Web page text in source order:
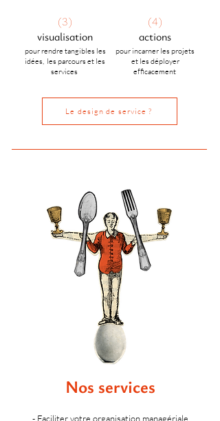
(3)
visualisation
pour rendre tangibles les
idées, les parcours et les
services
(4)
actions
pour incarner les projets
et les déployer
efficacement
Le design de service ?
Nos services
- Faciliter votre organisation managériale